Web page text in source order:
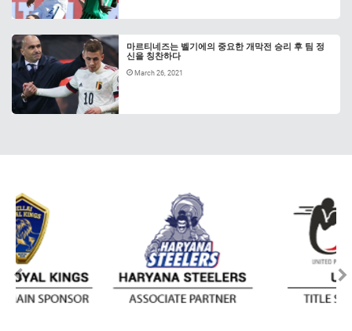
마르티네즈는 벨기에의 중요한 개막전 승리 후 팀 정
신을 칭찬하다
March 26, 2021